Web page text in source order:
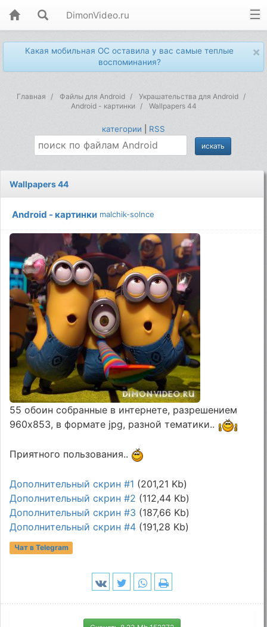
DimonVideo.ru
×
Какая мобильная ОС оставила у вас самые теплые
воспоминания?
Главная Файлы для Android
Украшательства для Android
Android - картинки
Wallpapers 44
категории RSS
Wallpapers 44
Android - картинки malchik-solnce
55 обоин собранные в интернете, разрешением
960х853, в формате jpg, разной тематики..
Приятного пользования..
Дополнительный скрин #1 (201,21 Kb)
Дополнительный скрин #2 (112,44 Kb)
Дополнительный скрин #3 (187,66 Kb)
Дополнительный скрин #4 (191,28 Kb)
Чат в Telegram